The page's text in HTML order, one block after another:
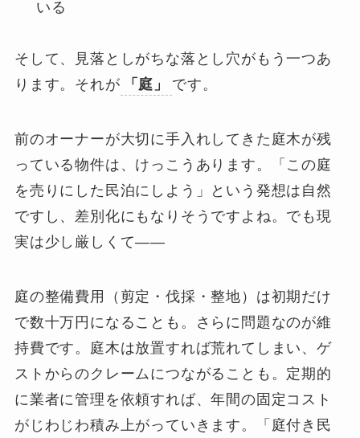
いる
そして、見落としがちな落とし穴がもう一つあ
ります。それが
「庭」 です。
前のオーナーが大切に手入れしてきた庭木が残
っている物件は、けっこうあります。「この庭
を売りにした民泊にしよう」という発想は自然
ですし、差別化にもなりそうですよね。でも現
実は少し厳しくて——
庭の整備費用（剪定・伐採・整地）は初期だけ
で数十万円になることも。さらに問題なのが維
持費です。庭木は放置すれば荒れてしまい、ゲ
ストからのクレームにつながることも。定期的
に業者に管理を依頼すれば、年間の固定コスト
がじわじわ積み上がっていきます。「庭付き民